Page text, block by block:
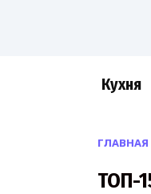
Кухня
ГЛАВНАЯ
ТОП-